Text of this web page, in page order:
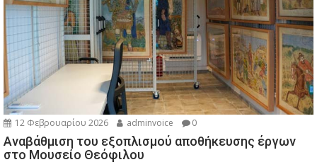
12 Φεβρουαρίου 2026 adminvoice 0
Αναβάθμιση του εξοπλισμού αποθήκευσης έργων
στο Μουσείο Θεόφιλου